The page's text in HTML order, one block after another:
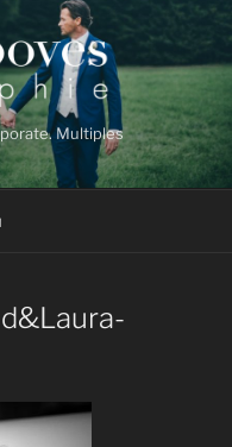
Multiples